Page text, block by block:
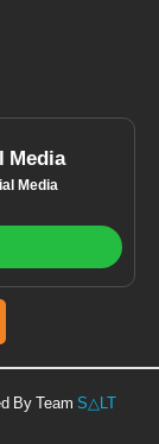
Media
Media
By Team S△LT